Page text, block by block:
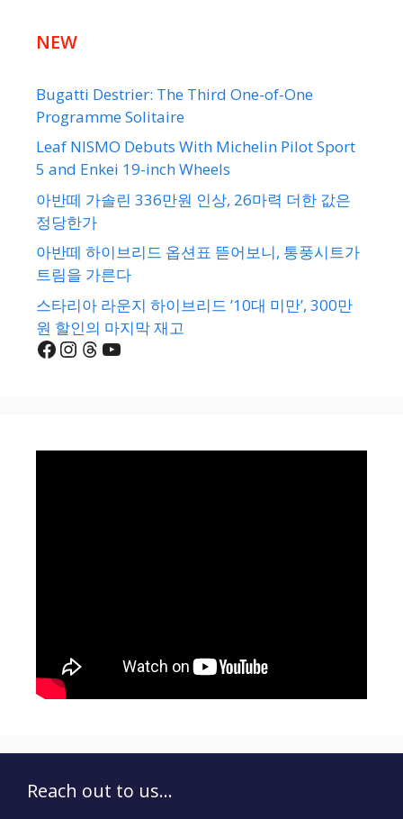
NEW
Bugatti Destrier: The Third One-of-One
Programme Solitaire
Leaf NISMO Debuts With Michelin Pilot Sport
5 and Enkei 19-inch Wheels
아반떼 가솔린 336만원 인상, 26마력 더한 값은
정당한가
아반떼 하이브리드 옵션표 뜯어보니, 통풍시트가
트림을 가른다
스타리아 라운지 하이브리드 ’10대 미만’, 300만
원 할인의 마지막 재고
Facebook
Instagram
Threads
YouTube
Reach out to us...